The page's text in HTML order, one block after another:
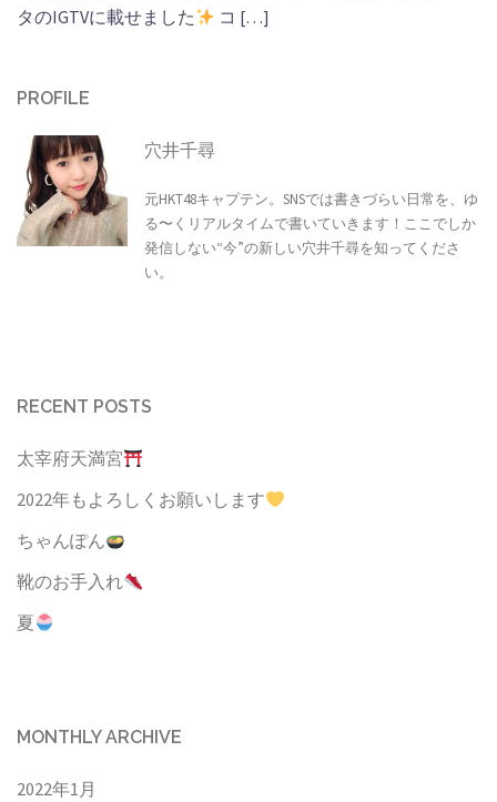
タのIGTVに載せました
コ […]
PROFILE
穴井千尋
元HKT48キャプテン。SNSでは書きづらい日常を、ゆ
る〜くリアルタイムで書いていきます！ここでしか
発信しない“今”の新しい穴井千尋を知ってくださ
い。
RECENT POSTS
太宰府天満宮
2022年もよろしくお願いします
ちゃんぽん
靴のお手入れ
夏
MONTHLY ARCHIVE
2022年1月